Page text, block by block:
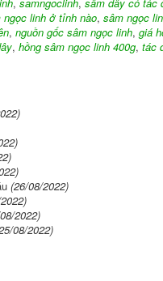
ngọc linh ở tỉnh nào, sâm ngọc
, nguồn gốc sâm ngọc linh, giá
, hồng sâm ngọc linh 400g, tác
(26/08/2022)
2022)
08/2022)